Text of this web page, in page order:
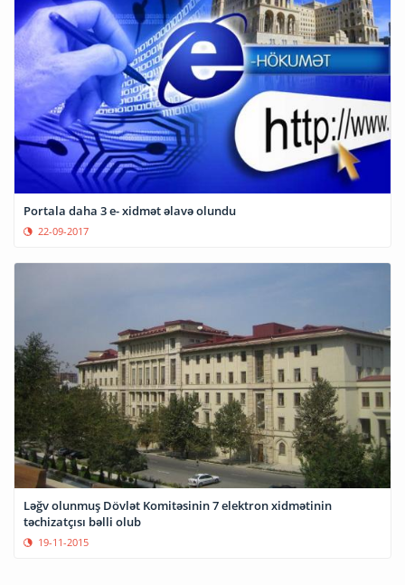
Portala daha 3 e- xidmət əlavə olundu
22-09-2017
Ləğv olunmuş Dövlət Komitəsinin 7 elektron xidmətinin
təchizatçısı bəlli olub
19-11-2015